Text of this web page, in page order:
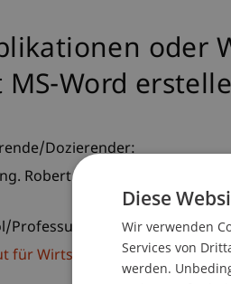
oder
MS-Word
Dozierender:
Robert Fritsche
Professur:
für Wirtschaftsinformatik
Diese
Wir verwenden
Services von
werden.